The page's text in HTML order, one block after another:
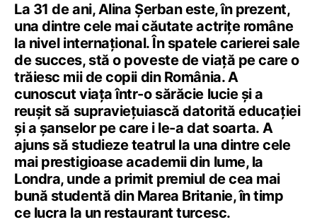
La 31 de ani, Alina Șerban este, în prezent,
una dintre cele mai căutate actriţe române
la nivel internaţional. În spatele carierei sale
de succes, stă o poveste de viaţă pe care o
trăiesc mii de copii din România. A
cunoscut viaţa într-o sărăcie lucie şi a
reuşit să supravieţuiască datorită educaţiei
şi a şanselor pe care i le-a dat soarta. A
ajuns să studieze teatrul la una dintre cele
mai prestigioase academii din lume, la
Londra, unde a primit premiul de cea mai
bună studentă din Marea Britanie, în timp
ce lucra la un restaurant turcesc.